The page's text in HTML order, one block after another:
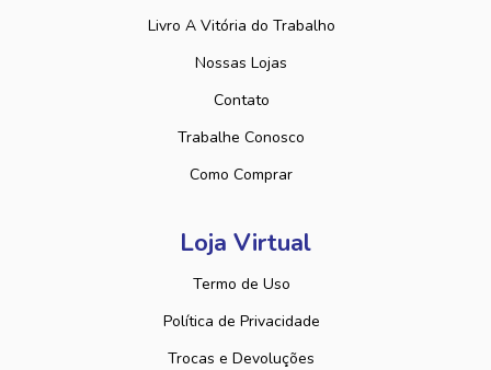
Livro A Vitória do Trabalho
Nossas Lojas
Contato
Trabalhe Conosco
Como Comprar
Loja Virtual
Termo de Uso
Política de Privacidade
Trocas e Devoluções